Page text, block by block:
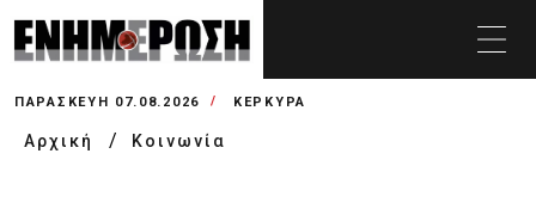
ΠΑΡΑΣΚΕΥΉ 07.08.2026 ΚΕΡΚΥΡΑ
Αρχική Κοινωνία